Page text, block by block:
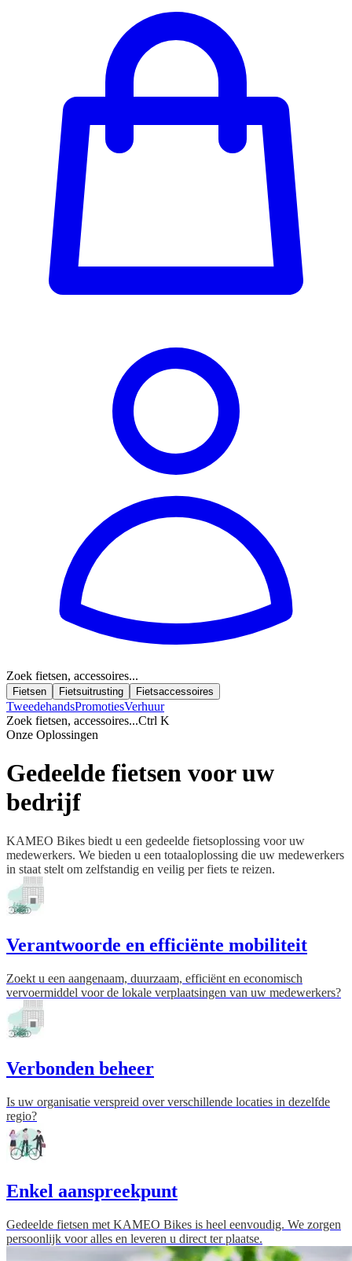
Zoek fietsen, accessoires...
Fietsen Fietsuitrusting Fietsaccessoires
TweedehandsPromotiesVerhuur
Zoek fietsen, accessoires...Ctrl K
Onze Oplossingen
Gedeelde fietsen voor uw
bedrijf
KAMEO Bikes biedt u een gedeelde fietsoplossing voor uw
medewerkers. We bieden u een totaaloplossing die uw medewerkers
in staat stelt om zelfstandig en veilig per fiets te reizen.
Verantwoorde en efficiënte mobiliteit
Zoekt u een aangenaam, duurzaam, efficiënt en economisch
vervoermiddel voor de lokale verplaatsingen van uw medewerkers?
Verbonden beheer
Is uw organisatie verspreid over verschillende locaties in dezelfde
regio?
Enkel aanspreekpunt
Gedeelde fietsen met KAMEO Bikes is heel eenvoudig. We zorgen
persoonlijk voor alles en leveren u direct ter plaatse.